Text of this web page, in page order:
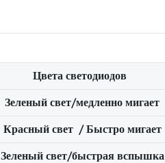
Цвета светодиодов
Зеленый свет/медленно мигает
Красный свет / Быстро мигает
Зеленый свет/быстрая вспышка